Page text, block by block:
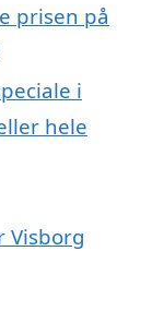
prisen på
i
hele